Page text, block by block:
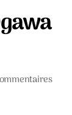
sur